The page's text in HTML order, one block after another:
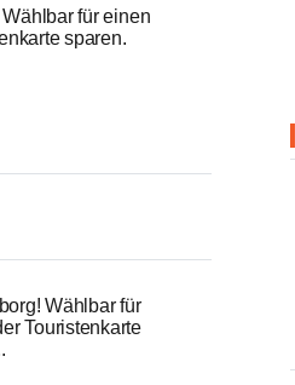
für einen
sparen.
Wählbar für
Touristenkarte